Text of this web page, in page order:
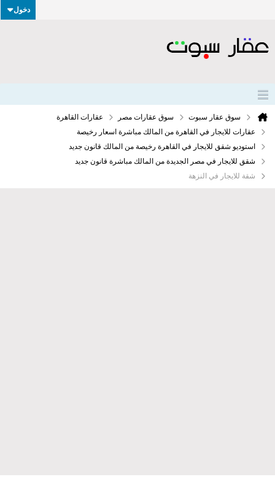
دخول
سوق عقار سبوت سوق عقارات مصر
عقارات القاهرة
عقارات للايجار في القاهرة من المالك مباشرة اسعار رخيصة
استوديو شقق للايجار في القاهرة رخيصة من المالك قانون جديد
شقق للايجار في مصر الجديدة من المالك مباشرة قانون جديد
شقة للايجار في النزهة